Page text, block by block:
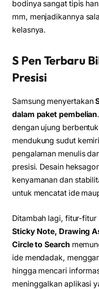
bodinya sangat tipis
mm, menjadikannya
kelasnya.
S Pen Terbaru
Presisi
Samsung menyertakan
dalam paket pembelian
dengan ujung
mendukung sudut
pengalaman menulis
presisi. Desain
kenyamanan dan
untuk mencatat ide
Ditambah lagi, fitur-fitur
Sticky Note, Drawing
Circle to Search
ide mendadak,
hingga mencari
meninggalkan aplikasi